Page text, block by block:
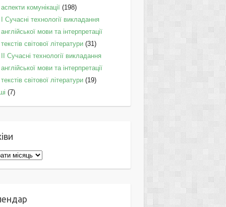
аспекти комунікації(198)
I Cучасні технології викладання
англійської мови та інтерпретації
текстів світової літератури(31)
II Cучасні технології викладання
англійської мови та інтерпретації
текстів світової літератури(19)
(7)